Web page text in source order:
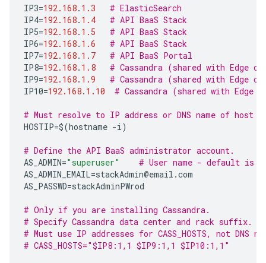
IP3=192.168. 1.3
# ElasticSearch
IP4=192.168. 1.4
# API BaaS Stack
IP5=192.168. 1.5
# API BaaS Stack
IP6=192.168. 1.6
# API BaaS Stack
IP7=192.168. 1.7
# API BaaS Portal
IP8=192.168. 1.8
# Cassandra (shared with Edge
IP9=192.168. 1.9
# Cassandra (shared with Edge
IP10=192.168. 1.10 # Cassandra (shared with Edge
# Must resolve to IP address or DNS name of
HOSTIP=$(hostname -i)
# Define the API BaaS administrator account.
AS_ADMIN="superuser"
# User name - default is
AS_ADMIN_EMAIL=stackAdmin@email .com
AS_PASSWD=stackAdminPWrod
# Only if you are installing Cassandra.
# Specify Cassandra data center and rack suffix.
# Must use IP addresses for CASS_HOSTS, not DNS
# CASS_HOSTS="$IP8:1,1 $IP9:1,1 $IP10:1,1"